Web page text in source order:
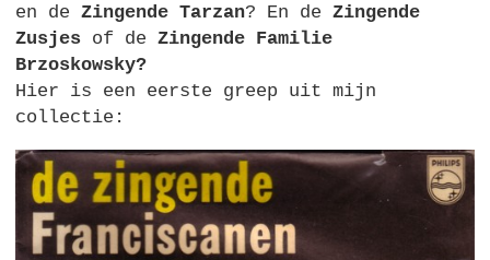
en deZingende Tarzan? En deZingende
Zusjes of deZingende Familie
Brzoskowsky?
Hier is een eerste greep uit mijn
collectie: